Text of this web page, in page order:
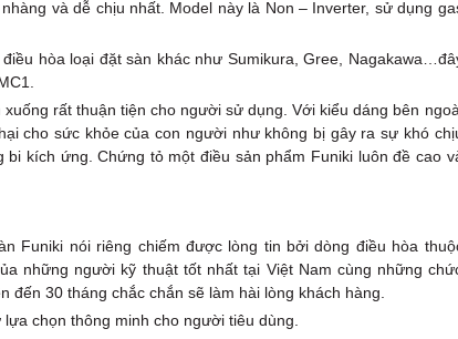
và dễ chịu nhất. Model này là Non – Inverter, sử dụng
hòa loại đặt sàn khác như Sumikura, Gree,
rất thuận tiện cho người sử dụng. Với kiểu dáng bên
cho sức khỏe của con người như không bị gây ra sự khó
kích ứng. Chứng tỏ một điều sản phẩm Funiki luôn đề cao
Funiki nói riêng chiếm được lòng tin bởi dòng điều hòa
những người kỹ thuật tốt nhất tại Việt Nam cùng những
30 tháng chắc chắn sẽ làm hài lòng khách hàng.
chọn thông minh cho người tiêu dùng.